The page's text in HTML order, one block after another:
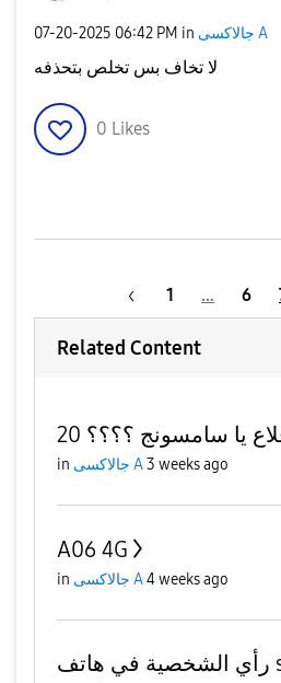
‎07-20-2025 06:42 PM in جالاكسى A
لا تخاف بس تخلص بتحذفه
0 Likes
1 … 6
Related Content
يا سامسونج ؟؟؟؟
in جالاكسى A3 weeks ago
A06 4G
in جالاكسى A4 weeks ago
رأي الشخصية في هاتف samsung galaxy